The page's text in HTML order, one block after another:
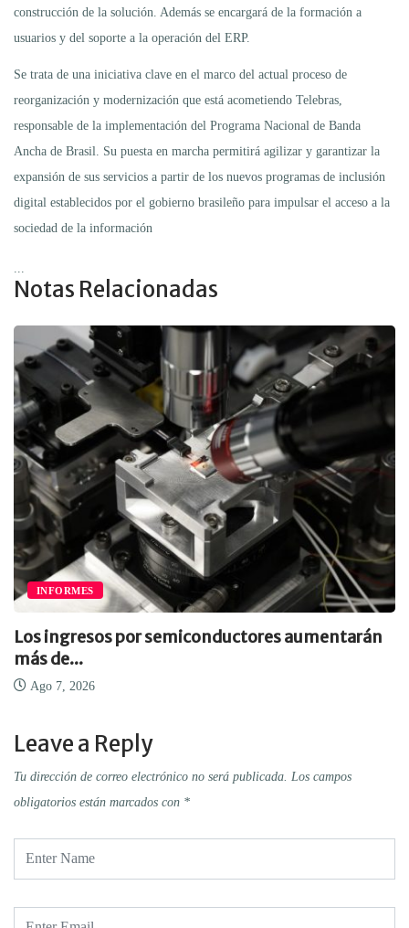
construcción de la solución. Además se encargará de la formación a
usuarios y del soporte a la operación del ERP.
Se trata de una iniciativa clave en el marco del actual proceso de
reorganización y modernización que está acometiendo Telebras,
responsable de la implementación del Programa Nacional de Banda
Ancha de Brasil. Su puesta en marcha permitirá agilizar y garantizar la
expansión de sus servicios a partir de los nuevos programas de inclusión
digital establecidos por el gobierno brasileño para impulsar el acceso a la
sociedad de la información
Notas Relacionadas
INFORMES
Los ingresos por semiconductores aumentarán
más de...
Ago 7, 2026
Leave a Reply
Tu dirección de correo electrónico no será publicada. Los campos
obligatorios están marcados con *